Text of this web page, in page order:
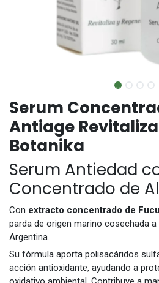
Serum
Antiage
Botanika
Serum Antiedad
Concentrado de
Con extracto concentrado de
parda de origen marino cosechada
Argentina.
Su fórmula aporta polisacáridos
acción antioxidante, ayudando a